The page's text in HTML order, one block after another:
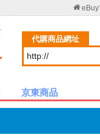
eBuy
代購商品網址
京東商品